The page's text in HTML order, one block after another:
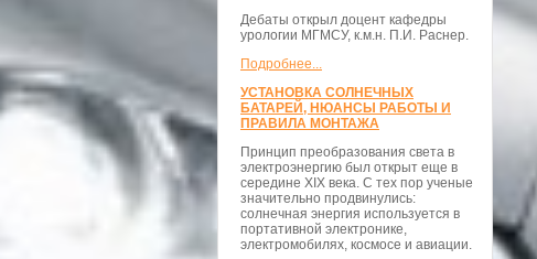
Дебаты открыл доцент кафедры
урологии МГМСУ, к.м.н. П.И. Раснер.
Подробнее...
УСТАНОВКА СОЛНЕЧНЫХ
БАТАРЕЙ, НЮАНСЫ РАБОТЫ И
ПРАВИЛА МОНТАЖА
Принцип преобразования света в
электроэнергию был открыт еще в
середине XIX века. С тех пор ученые
значительно продвинулись:
солнечная энергия используется в
портативной электронике,
электромобилях, космосе и авиации.